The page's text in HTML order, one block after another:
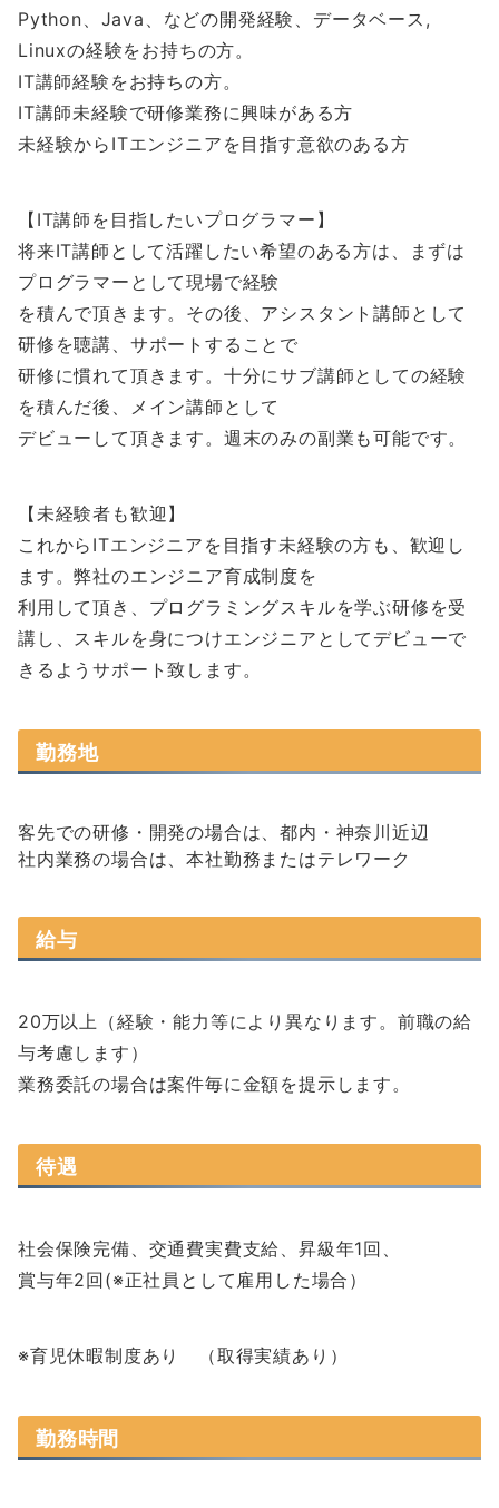
Python、Java、などの開発経験、データベース,
Linuxの経験をお持ちの方。
IT講師経験をお持ちの方。
IT講師未経験で研修業務に興味がある方
未経験からITエンジニアを目指す意欲のある方
【IT講師を目指したいプログラマー】
将来IT講師として活躍したい希望のある方は、まずは
プログラマーとして現場で経験
を積んで頂きます。その後、アシスタント講師として
研修を聴講、サポートすることで
研修に慣れて頂きます。十分にサブ講師としての経験
を積んだ後、メイン講師として
デビューして頂きます。週末のみの副業も可能です。
【未経験者も歓迎】
これからITエンジニアを目指す未経験の方も、歓迎し
ます。弊社のエンジニア育成制度を
利用して頂き、プログラミングスキルを学ぶ研修を受
講し、スキルを身につけエンジニアとしてデビューで
きるようサポート致します。
勤務地
客先での研修・開発の場合は、都内・神奈川近辺
社内業務の場合は、本社勤務またはテレワーク
給与
20万以上（経験・能力等により異なります。前職の給
与考慮します）
業務委託の場合は案件毎に金額を提示します。
待遇
社会保険完備、交通費実費支給、昇級年1回、
賞与年2回(※正社員として雇用した場合）
※育児休暇制度あり （取得実績あり）
勤務時間